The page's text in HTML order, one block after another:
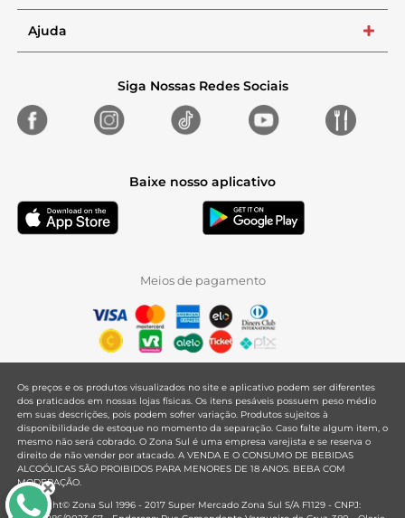
Ajuda +
Siga Nossas Redes Sociais
Baixe nosso aplicativo
Meios de pagamento
Os preços e os produtos visualizados no site e aplicativo podem ser diferentes
dos praticados em nossas lojas físicas. Os itens pesáveis possuem peso médio
em suas descrições, pois podem sofrer variação. Produtos sujeitos à
disponibilidade de estoque no momento da separação. Caso falte algum item, o
mesmo não será cobrado. O Zona Sul é uma empresa varejista e se reserva o
direito de não vender por atacado. A VENDA E O CONSUMO DE BEBIDAS
ALCOÓLICAS SÃO PROIBIDOS PARA MENORES DE 18 ANOS. BEBA COM
MODERAÇÃO.
Copyright© Zona Sul 1996 - 2017 Super Mercado Zona Sul S/A F1129 - CNPJ: